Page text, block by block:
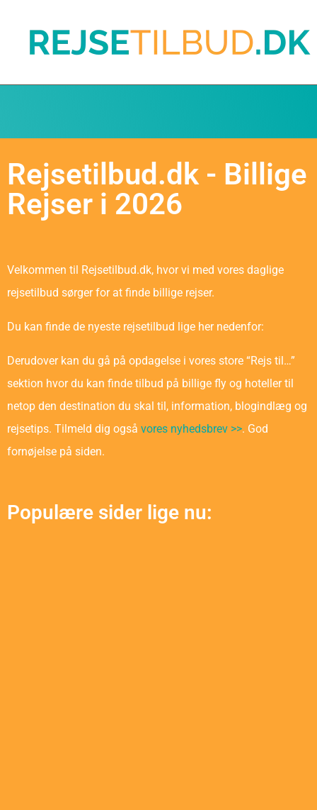
Rejsetilbud.dk - Billige
Rejser i 2026
Velkommen til Rejsetilbud.dk, hvor vi med vores daglige
rejsetilbud sørger for at finde billige rejser.
Du kan finde de nyeste rejsetilbud lige her nedenfor:
Derudover kan du gå på opdagelse i vores store “Rejs til…”
sektion hvor du kan finde tilbud på billige fly og hoteller til
netop den destination du skal til, information, blogindlæg og
rejsetips. Tilmeld dig også vores nyhedsbrev >>. God
fornøjelse på siden.
Populære sider lige nu: